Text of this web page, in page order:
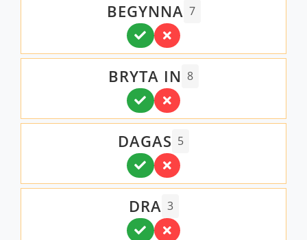
BEGYNNA 7
BRYTA IN 8
DAGAS 5
DRA 3